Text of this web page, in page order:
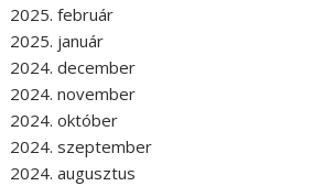
2025. február
2025. január
2024. december
2024. november
2024. október
2024. szeptember
2024. augusztus